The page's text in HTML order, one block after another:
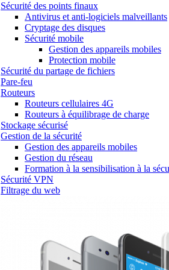
Sécurité des points finaux
Antivirus et anti-logiciels malveillants
Cryptage des disques
Sécurité mobile
Gestion des appareils mobiles
Protection mobile
Sécurité du partage de fichiers
Pare-feu
Routeurs
Routeurs cellulaires 4G
Routeurs à équilibrage de charge
Stockage sécurisé
Gestion de la sécurité
Gestion des appareils mobiles
Gestion du réseau
Formation à la sensibilisation à la
Sécurité VPN
Filtrage du web